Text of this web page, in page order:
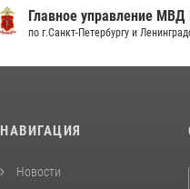
Главное управление МВД
по г.Санкт-Петербургу и
НАВИГАЦИЯ
Новости